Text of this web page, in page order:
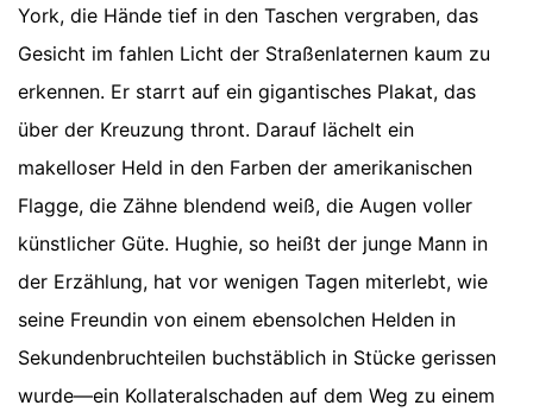
York, die Hände tief in den Taschen vergraben, das
Gesicht im fahlen Licht der Straßenlaternen kaum zu
erkennen. Er starrt auf ein gigantisches Plakat, das
über der Kreuzung thront. Darauf lächelt ein
makelloser Held in den Farben der amerikanischen
Flagge, die Zähne blendend weiß, die Augen voller
künstlicher Güte. Hughie, so heißt der junge Mann in
der Erzählung, hat vor wenigen Tagen miterlebt, wie
seine Freundin von einem ebensolchen Helden in
Sekundenbruchteilen buchstäblich in Stücke gerissen
wurde—ein Kollateralschaden auf dem Weg zu einem